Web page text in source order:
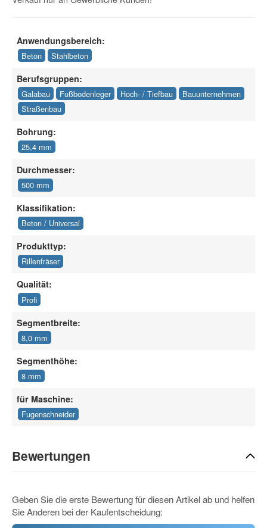
Anwendungsbereich:
Beton Stahlbeton
Berufsgruppen:
Galabau Fußbodenleger Hoch- / Tiefbau
Bauunternehmen
Straßenbau
Bohrung:
25,4 mm
Durchmesser:
500 mm
Klassifikation:
Beton / Universal
Produkttyp:
Rillenfräser
Qualität:
Profi
Segmentbreite:
8,0 mm
Segmenthöhe:
8 mm
für Maschine:
Fugenschneider
Bewertungen
Geben Sie die erste Bewertung für diesen Artikel ab und helfen
Sie Anderen bei der Kaufentscheidung: